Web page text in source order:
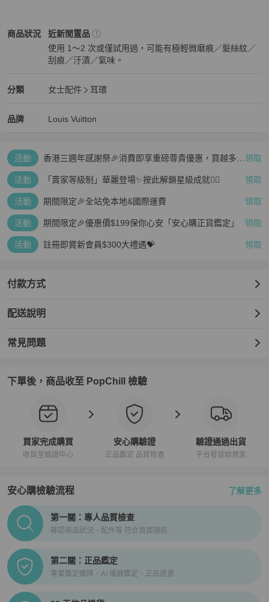
商品狀況
Louis Vuitton女士配件商品狀態與細節
近新閒置品
使用 1～2 次或僅試用過，可能有極輕微磨痕／髮絲紋／
刮痕／汙漬／氣味。
分類
Louis Vuitton女士配件 分類資訊
女士配件
耳環
品牌
Louis Vuitton精品女士配件
Louis Vuitton
Louis Vuitton推薦清單
活動
香港三週年感謝祭🎉消費即享重磅尊貴優惠，買越多、 領取
活動 「賣家等級制」華麗登場✨按此解鎖星級成就👆🏻 領取
活動 期間限定🎉全站免本地&國際運費 領取
活動 期間限定🎉優惠價$199保你心安「安心購正貨鑑定」 領取
活動 註冊即賞新會員$300大禮遇💝 領取
付款方式
配送說明
常見問題
下單後，商品收至 PopChill 檢驗
買家完成購買
收貨至驗證中心
安心購驗證
正品鑑定 品質檢查
驗證通過出貨
平台發貨給買家
安心購檢驗流程 了解更多
PopChill拍拍圈正品驗證、安心購檢驗流程介紹
第一關：專人品質檢查
確認商品狀況、配件等 符合頁面描述
第二關：正品鑑定
專業鑑定團隊、AI 儀器鑑定、正品證書